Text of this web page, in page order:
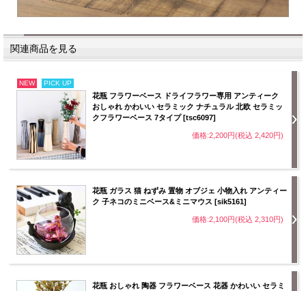
関連商品を見る
NEW PICK UP
花瓶 フラワーベース ドライフラワー専用 アンティーク
おしゃれ かわいい セラミック ナチュラル 北欧 セラミッ
クフラワーベース 7タイプ [tsc6097]
価格:2,200円(税込 2,420円)
花瓶 ガラス 猫 ねずみ 置物 オブジェ 小物入れ アンティー
ク 子ネコのミニベース&ミニマウス [sik5161]
価格:2,100円(税込 2,310円)
花瓶 おしゃれ 陶器 フラワーベース 花器 かわいい セラミ